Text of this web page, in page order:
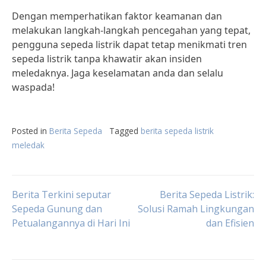
Dengan memperhatikan faktor keamanan dan
melakukan langkah-langkah pencegahan yang tepat,
pengguna sepeda listrik dapat tetap menikmati tren
sepeda listrik tanpa khawatir akan insiden
meledaknya. Jaga keselamatan anda dan selalu
waspada!
Posted in Berita Sepeda Tagged berita sepeda listrik
meledak
Post
navigation
Berita Terkini seputar
Sepeda Gunung dan
Petualangannya di Hari Ini
Berita Sepeda Listrik:
Solusi Ramah Lingkungan
dan Efisien